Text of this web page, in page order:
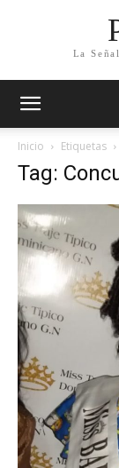
La
Inicio Etiquetas
Tag: